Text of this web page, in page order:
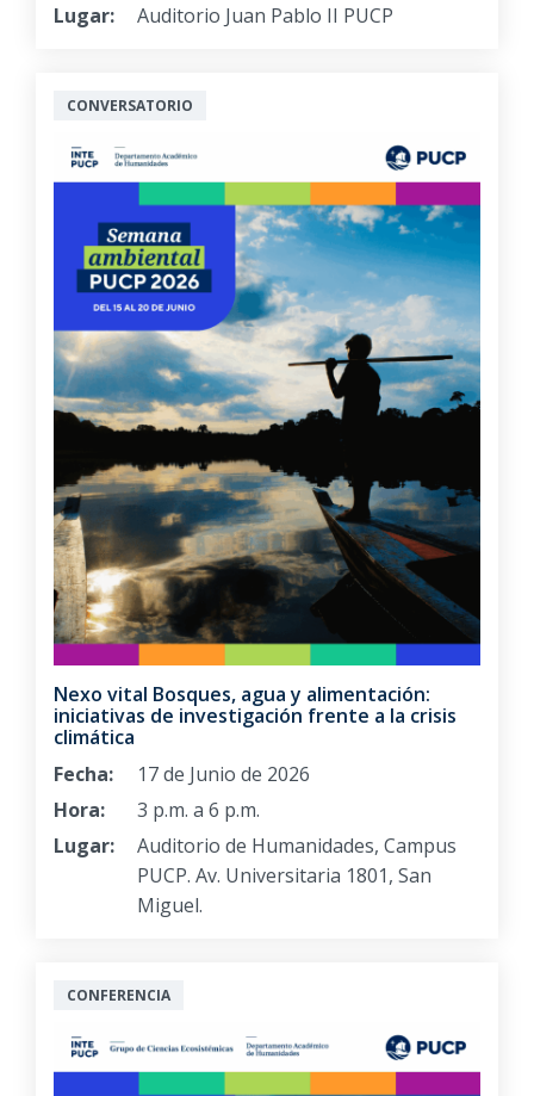
Lugar:
Auditorio Juan Pablo II PUCP
CONVERSATORIO
Nexo vital Bosques, agua y alimentación:
iniciativas de investigación frente a la crisis
climática
Fecha:
17 de Junio de 2026
Hora:
3 p.m. a 6 p.m.
Lugar:
Auditorio de Humanidades, Campus
PUCP. Av. Universitaria 1801, San
Miguel.
CONFERENCIA